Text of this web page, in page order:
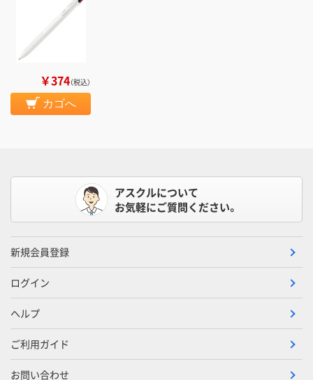
￥374（税込）
カゴへ
アスクルについて
お気軽にご質問ください。
新規会員登録
ログイン
ヘルプ
ご利用ガイド
お問い合わせ